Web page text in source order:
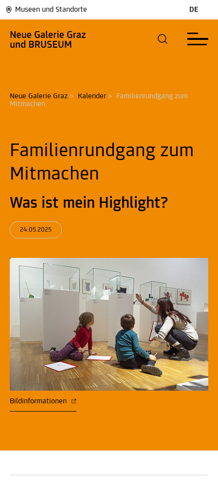
Museen und Standorte DE
Neue Galerie Graz > Kalender >
Familienrundgang zum
Mitmachen
Familienrundgang zum
Mitmachen
Was ist mein Highlight?
24.05.2025
Bildinformationen